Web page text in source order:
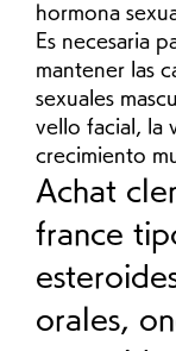
hormona
Es necesaria
mantener las
sexuales
vello facial, la
crecimiento
Achat
france
orales,